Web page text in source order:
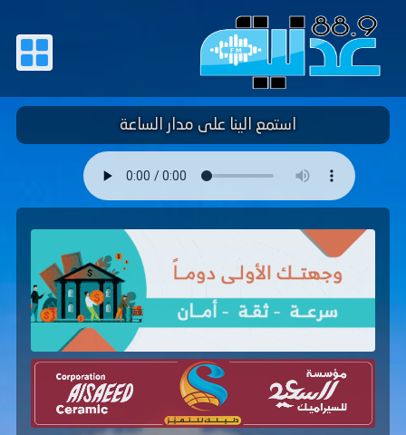
استمع الينا على مدار الساعة